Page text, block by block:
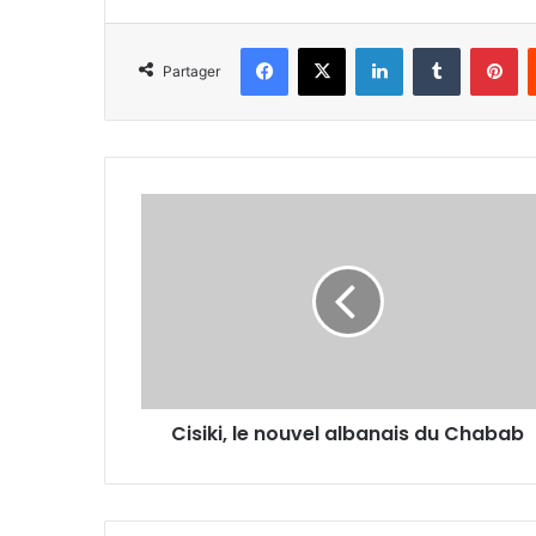
Partager
Facebook
X LinkedinTumblr
Cisiki, le nouvel albanais du Chabab